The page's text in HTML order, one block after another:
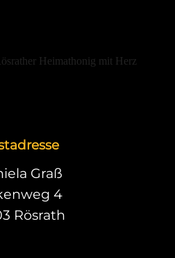
Graß
4
Rösrath